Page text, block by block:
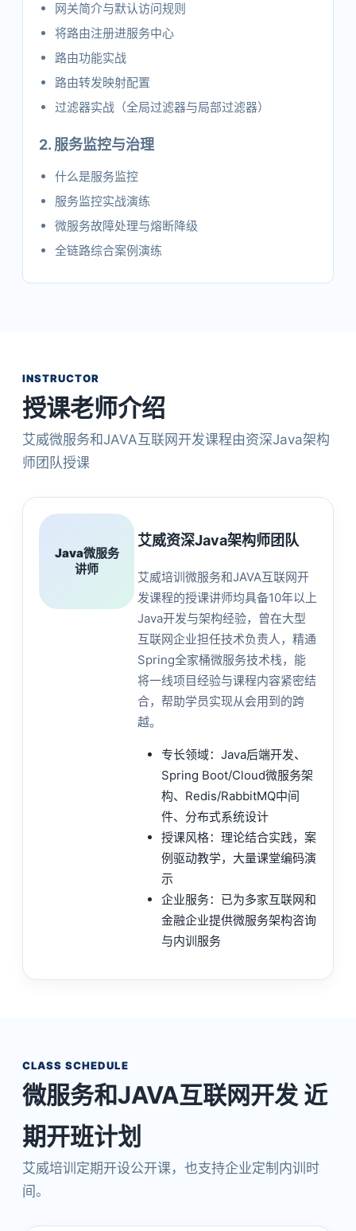
网关简介与默认访问规则
将路由注册进服务中心
路由功能实战
路由转发映射配置
过滤器实战（全局过滤器与局部过滤器）
2. 服务监控与治理
什么是服务监控
服务监控实战演练
微服务故障处理与熔断降级
全链路综合案例演练
INSTRUCTOR
授课老师介绍
艾威微服务和JAVA互联网开发课程由资深Java架构
师团队授课
Java微服务
讲师
艾威资深Java架构师团队
艾威培训微服务和JAVA互联网开
发课程的授课讲师均具备10年以上
Java开发与架构经验，曾在大型
互联网企业担任技术负责人，精通
Spring全家桶微服务技术栈，能
将一线项目经验与课程内容紧密结
合，帮助学员实现从会用到的跨
越。
专长领域：Java后端开发、
Spring Boot/Cloud微服务架
构、Redis/RabbitMQ中间
件、分布式系统设计
授课风格：理论结合实践，案
例驱动教学，大量课堂编码演
示
企业服务：已为多家互联网和
金融企业提供微服务架构咨询
与内训服务
CLASS SCHEDULE
微服务和JAVA互联网开发 近
期开班计划
艾威培训定期开设公开课，也支持企业定制内训时
间。